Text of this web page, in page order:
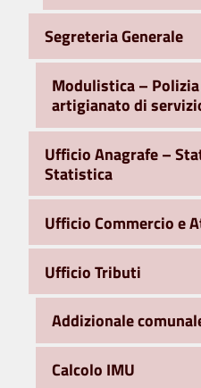
Segreteria Generale
Modulistica –
artigianato di
Ufficio Anagrafe –
Statistica
Ufficio Commercio e
Ufficio Tributi
Addizionale
Calcolo IMU